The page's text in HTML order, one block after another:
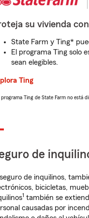
su vivienda
State Farm y Ting*
El programa Ting solo
sean elegibles.
Ting
Ting de State Farm no está
de
seguro de inquilinos,
bicicletas,
1 también se
causadas por